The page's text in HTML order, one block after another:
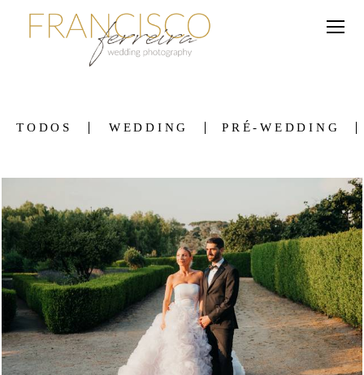
TODOS WEDDING PRÉ-WEDDING
547 0